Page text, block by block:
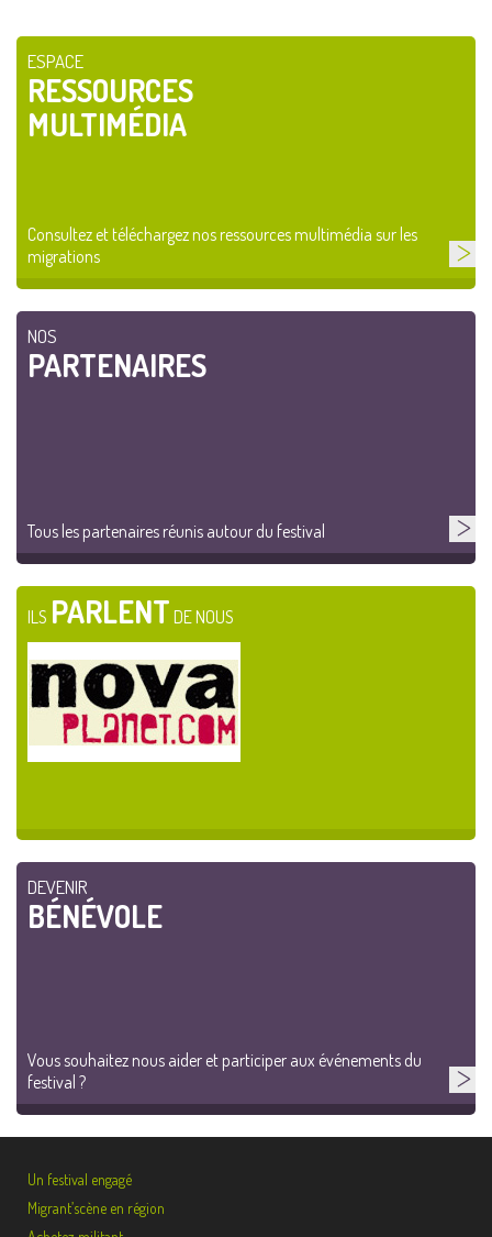
ESPACE
RESSOURCES
MULTIMÉDIA
Consultez et téléchargez nos ressources multimédia sur les
migrations
NOS
PARTENAIRES
Tous les partenaires réunis autour du festival
ILS PARLENT DE NOUS
DEVENIR
BÉNÉVOLE
Vous souhaitez nous aider et participer aux événements du
festival ?
Un festival engagé
Migrant’scène en région